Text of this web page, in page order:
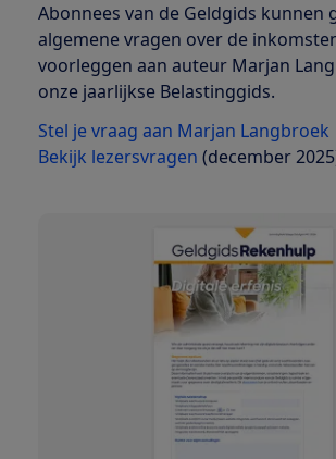
Abonnees van de Geldgids kunnen
algemene vragen over de
voorleggen aan auteur Marjan
onze jaarlijkse Belastinggids.
Stel je vraag aan Marjan Langbroek
Bekijk lezersvragen (december